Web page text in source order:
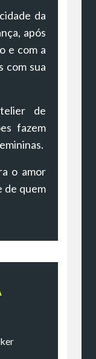
da
após
e com a
com sua
de
fazem
o amor
de quem